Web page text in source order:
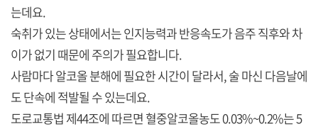
는데요.
숙취가 있는 상태에서는 인지능력과 반응속도가 음주 직후와 차
이가 없기 때문에 주의가 필요합니다.
사람마다 알코올 분해에 필요한 시간이 달라서, 술 마신 다음날에
도 단속에 적발될 수 있는데요.
도로교통법 제44조에 따르면 혈중알코올농도 0.03%~0.2%는 5